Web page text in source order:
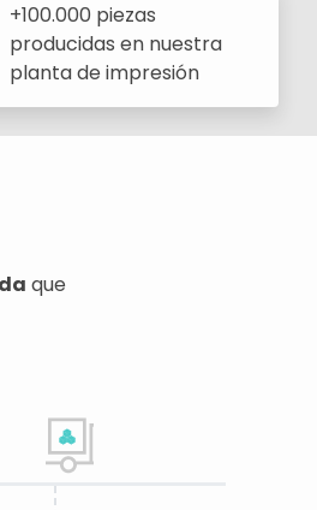
+100.000 piezas
producidas en nuestra
planta de impresión
que